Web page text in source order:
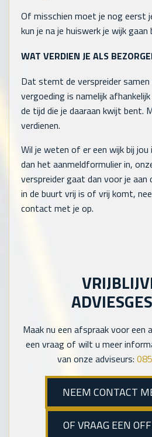
Of misschien moet je nog eerst
kun je na je huiswerk je wijk gaan
WAT VERDIEN JE ALS
Dat stemt de verspreider
vergoeding is namelijk
de tijd die je daaraan kwijt bent.
verdienen.
Wil je weten of er een wijk bij jou
dan het aanmeldformulier in,
verspreider gaat dan voor je aan
in de buurt vrij is of vrij komt,
contact met je op.
Maak nu een afspraak voor een
een vraag of wilt u meer
van onze adviseurs:
NEEM CONTACT
OF VRAAG EEN